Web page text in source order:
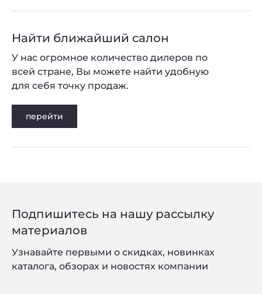
Найти ближайший салон
перейти
У нас огромное количество дилеров по
всей стране, Вы можете найти удобную
для себя точку продаж.
Подпишитесь на нашу рассылку
материалов
Узнавайте первыми о скидках, новинках
каталога, обзорах и новостях компании